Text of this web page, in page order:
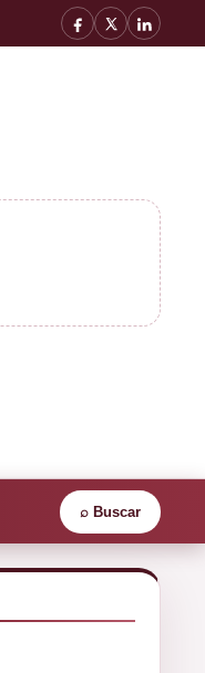
⌕ Buscar